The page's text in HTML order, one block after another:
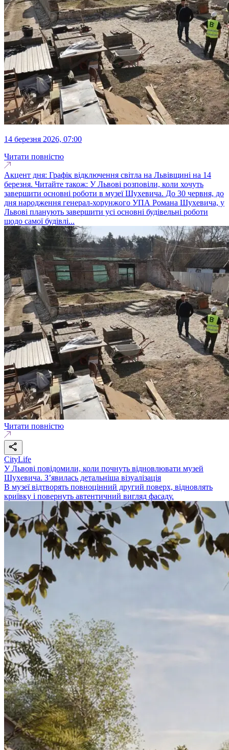
14 березня 2026, 07:00
Читати повністю
Акцент дня: Графік відключення світла на Львівщині на 14
березня. Читайте також: У Львові розповіли, коли хочуть
завершити основні роботи в музеї Шухевича. До 30 червня, до
дня народження генерал-хорунжого УПА Романа Шухевича, у
Львові планують завершити усі основні будівельні роботи
щодо самої будівлі...
Читати повністю
CityLife
У Львові повідомили, коли почнуть відновлювати музей
Шухевича. З’явилась детальніша візуалізація
В музеї відтворять повноцінний другий поверх, відновлять
криївку і повернуть автентичний вигляд фасаду.